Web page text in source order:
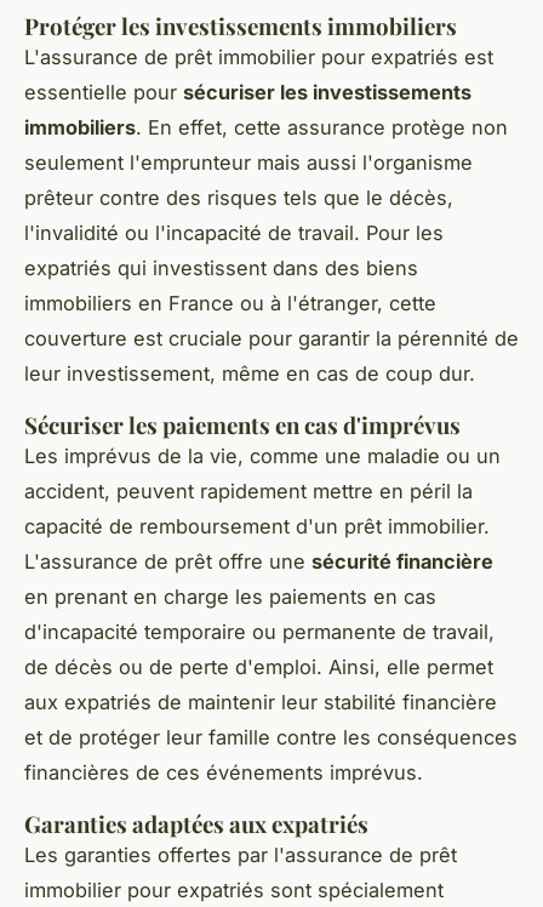
Protéger les investissements immobiliers
L'assurance de prêt immobilier pour expatriés est
essentielle pour sécuriser les investissements
immobiliers. En effet, cette assurance protège non
seulement l'emprunteur mais aussi l'organisme
prêteur contre des risques tels que le décès,
l'invalidité ou l'incapacité de travail. Pour les
expatriés qui investissent dans des biens
immobiliers en France ou à l'étranger, cette
couverture est cruciale pour garantir la pérennité de
leur investissement, même en cas de coup dur.
Sécuriser les paiements en cas d'imprévus
Les imprévus de la vie, comme une maladie ou un
accident, peuvent rapidement mettre en péril la
capacité de remboursement d'un prêt immobilier.
L'assurance de prêt offre une sécurité financière
en prenant en charge les paiements en cas
d'incapacité temporaire ou permanente de travail,
de décès ou de perte d'emploi. Ainsi, elle permet
aux expatriés de maintenir leur stabilité financière
et de protéger leur famille contre les conséquences
financières de ces événements imprévus.
Garanties adaptées aux expatriés
Les garanties offertes par l'assurance de prêt
immobilier pour expatriés sont spécialement